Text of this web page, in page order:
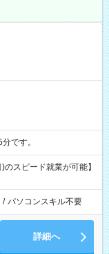
分です。
スピード就業が可能】
/ パソコンスキル不要
詳細へ